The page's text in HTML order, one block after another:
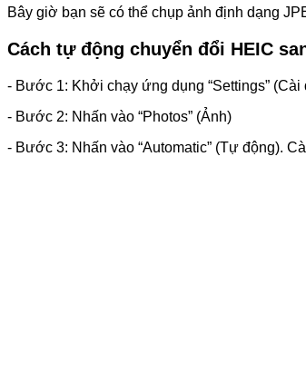
Bây giờ bạn sẽ có thể chụp ảnh định dạng
Cách tự động chuyển đổi HEIC
- Bước 1: Khởi chạy ứng dụng “Settings” (Cài
- Bước 2: Nhấn vào “Photos” (Ảnh)
- Bước 3: Nhấn vào “Automatic” (Tự động).